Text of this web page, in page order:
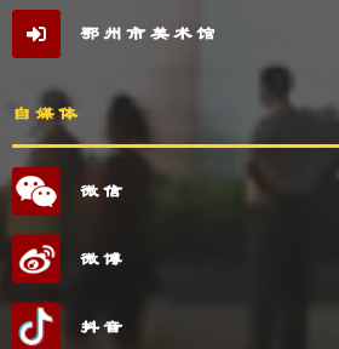
鄂州市美术馆
自媒体
微信
微博
抖音